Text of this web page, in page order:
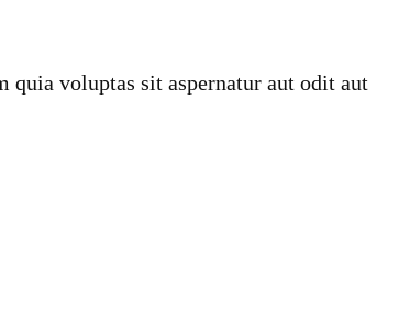
quia voluptas sit aspernatur aut odit aut